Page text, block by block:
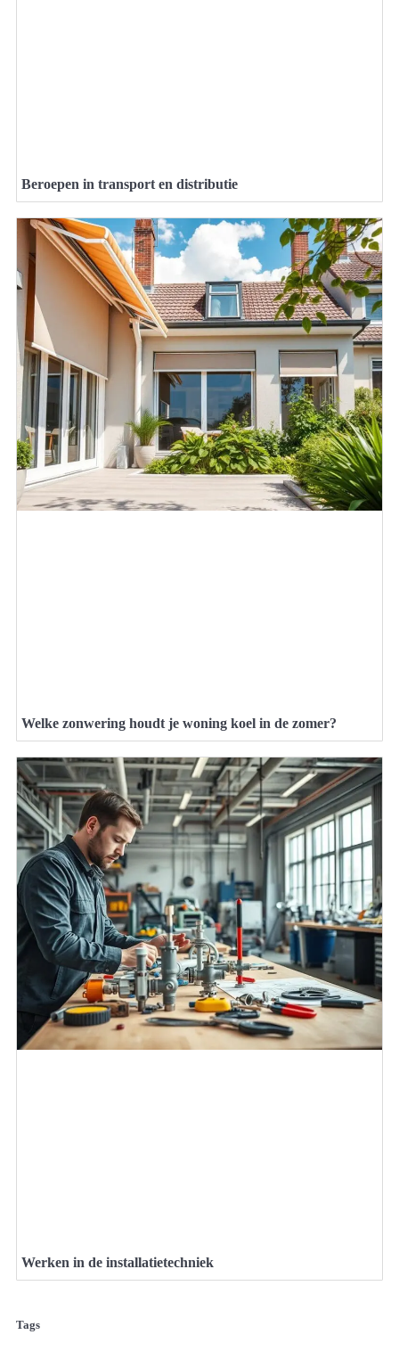
Beroepen in transport en distributie
Welke zonwering houdt je woning koel in de zomer?
Werken in de installatietechniek
Tags